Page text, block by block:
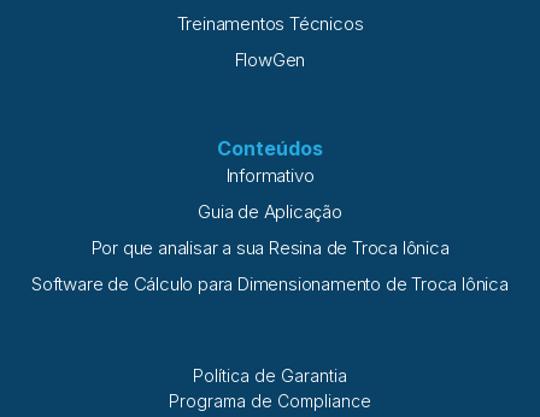
Treinamentos Técnicos
FlowGen
Conteúdos
Informativo
Guia de Aplicação
Por que analisar a sua Resina de Troca Iônica
Software de Cálculo para Dimensionamento de Troca Iônica
Política de Garantia
Programa de Compliance